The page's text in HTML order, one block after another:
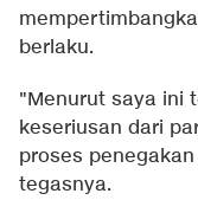
berlaku.
"Menurut saya ini
keseriusan dari
proses
tegasnya.